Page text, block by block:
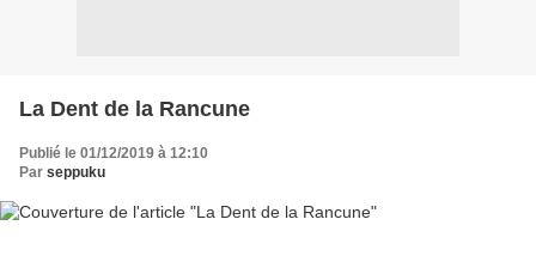
La Dent de la Rancune
Publié le 01/12/2019 à 12:10
Par seppuku